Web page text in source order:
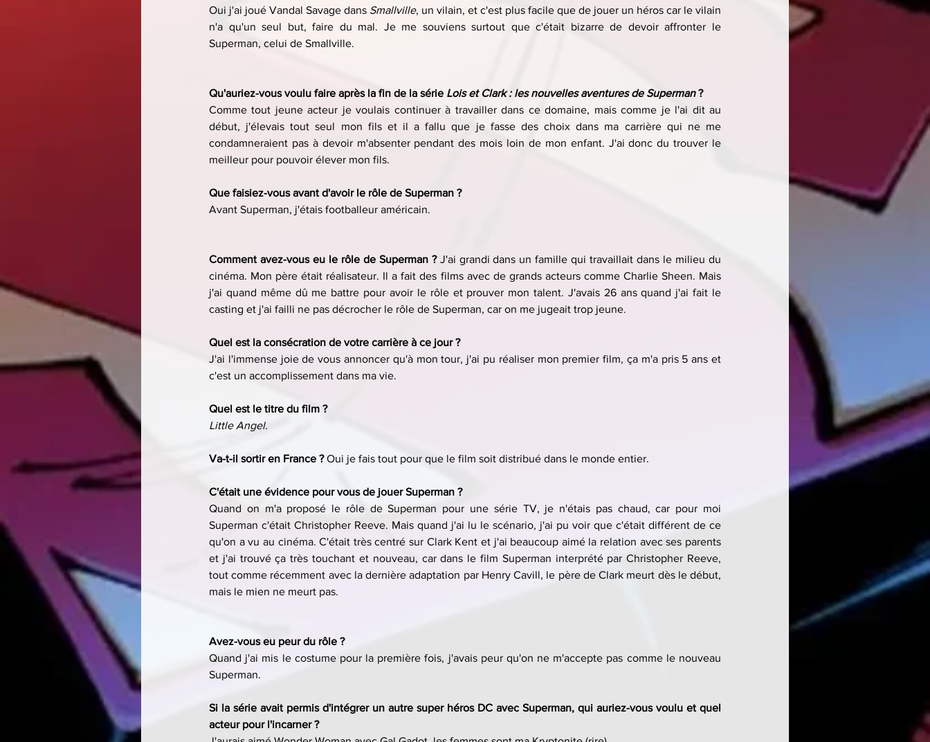
Oui j'ai joué Vandal Savage dans Smallville, un vilain, et c'est plus facile que de jouer un héros car le vilain
n'a qu'un seul but, faire du mal. Je me souviens surtout que c'était bizarre de devoir affronter le
Superman, celui de Smallville.
Qu'auriez-vous voulu faire après la fin de la série Lois et Clark : les nouvelles aventures de Superman ?
Comme tout jeune acteur je voulais continuer à travailler dans ce domaine, mais comme je l'ai dit au
début, j'élevais tout seul mon fils et il a fallu que je fasse des choix dans ma carrière qui ne me
condamneraient pas à devoir m'absenter pendant des mois loin de mon enfant. J'ai donc du trouver le
meilleur pour pouvoir élever mon fils.
Que faisiez-vous avant d'avoir le rôle de Superman ?
Avant Superman, j'étais footballeur américain.
Comment avez-vous eu le rôle de Superman ? J'ai grandi dans un famille qui travaillait dans le milieu du
cinéma. Mon père était réalisateur. Il a fait des films avec de grands acteurs comme Charlie Sheen. Mais
j'ai quand même dû me battre pour avoir le rôle et prouver mon talent. J'avais 26 ans quand j'ai fait le
casting et j'ai failli ne pas décrocher le rôle de Superman, car on me jugeait trop jeune.
Quel est la consécration de votre carrière à ce jour ?
J'ai l'immense joie de vous annoncer qu'à mon tour, j'ai pu réaliser mon premier film, ça m'a pris 5 ans et
c'est un accomplissement dans ma vie.
Quel est le titre du film ?
Little Angel.
Va-t-il sortir en France ? Oui je fais tout pour que le film soit distribué dans le monde entier.
C'était une évidence pour vous de jouer Superman ?
Quand on m'a proposé le rôle de Superman pour une série TV, je n'étais pas chaud, car pour moi
Superman c'était Christopher Reeve. Mais quand j'ai lu le scénario, j'ai pu voir que c'était différent de ce
qu'on a vu au cinéma. C'était très centré sur Clark Kent et j'ai beaucoup aimé la relation avec ses parents
et j'ai trouvé ça très touchant et nouveau, car dans le film Superman interprété par Christopher Reeve,
tout comme récemment avec la dernière adaptation par Henry Cavill, le père de Clark meurt dès le début,
mais le mien ne meurt pas.
Avez-vous eu peur du rôle ?
Quand j'ai mis le costume pour la première fois, j'avais peur qu'on ne m'accepte pas comme le nouveau
Superman.
Si la série avait permis d'intégrer un autre super héros DC avec Superman, qui auriez-vous voulu et quel
acteur pour l'incarner ?